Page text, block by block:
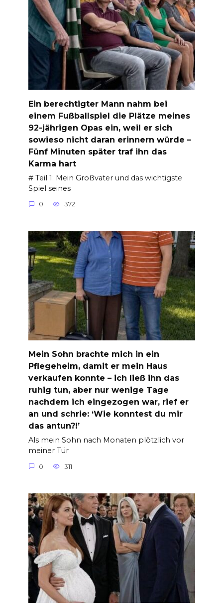
Ein berechtigter Mann nahm bei
einem Fußballspiel die Plätze meines
92-jährigen Opas ein, weil er sich
sowieso nicht daran erinnern würde –
Fünf Minuten später traf ihn das
Karma hart
# Teil 1: Mein Großvater und das wichtigste
Spiel seines
0 372
Mein Sohn brachte mich in ein
Pflegeheim, damit er mein Haus
verkaufen konnte – ich ließ ihn das
ruhig tun, aber nur wenige Tage
nachdem ich eingezogen war, rief er
an und schrie: ‘Wie konntest du mir
das antun?!’
Als mein Sohn nach Monaten plötzlich vor
meiner Tür
0 311